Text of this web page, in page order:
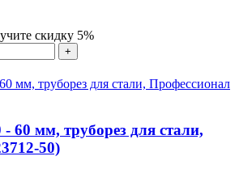
скидку 5%
+
60 мм, труборез для стали,
50)